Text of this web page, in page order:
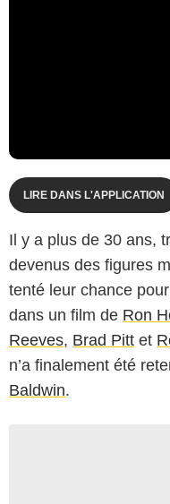
LIRE DANS L'APPLICATION
Il y a plus de 30 ans,
devenus des figures
tenté leur chance
dans un film de Ron
Reeves, Brad Pitt et
n’a finalement été
Baldwin.